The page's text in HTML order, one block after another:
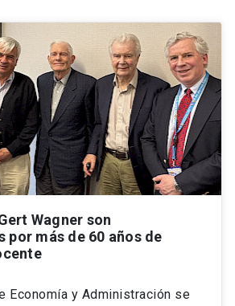
keyboard_arrow_down
launch
launch
Wagner son
por más de 60 años de
Economía y Administración se